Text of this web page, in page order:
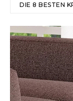
DIE 8 BESTEN